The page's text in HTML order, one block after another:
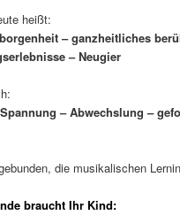
heißt:
– ganzheitliches
– Neugier
– Abwechslung –
die musikalischen
braucht Ihr Kind: